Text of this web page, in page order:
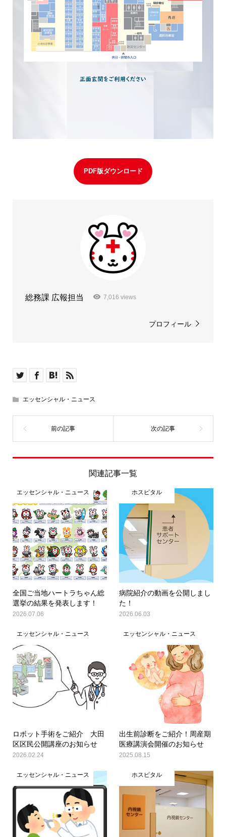
PDF版ダウンロード
総務課 広報担当 7,016 views
プロフィール
エッセンシャル・ニュース
関連記事一覧
エッセンシャル・ニュース
全国ご当地ハートラちゃん総
選挙の結果を発表します！
2026.07.06
ホスピタル
病院紹介の動画を公開しまし
た！
2026.06.03
エッセンシャル・ニュース
ロボット手術をご紹介 大田
区区民公開講座のお知らせ
2026.02.24
エッセンシャル・ニュース
出生前診断をご紹介！周産期
医療講演会開催のお知らせ
2025.08.15
エッセンシャル・ニュース ホスピタル